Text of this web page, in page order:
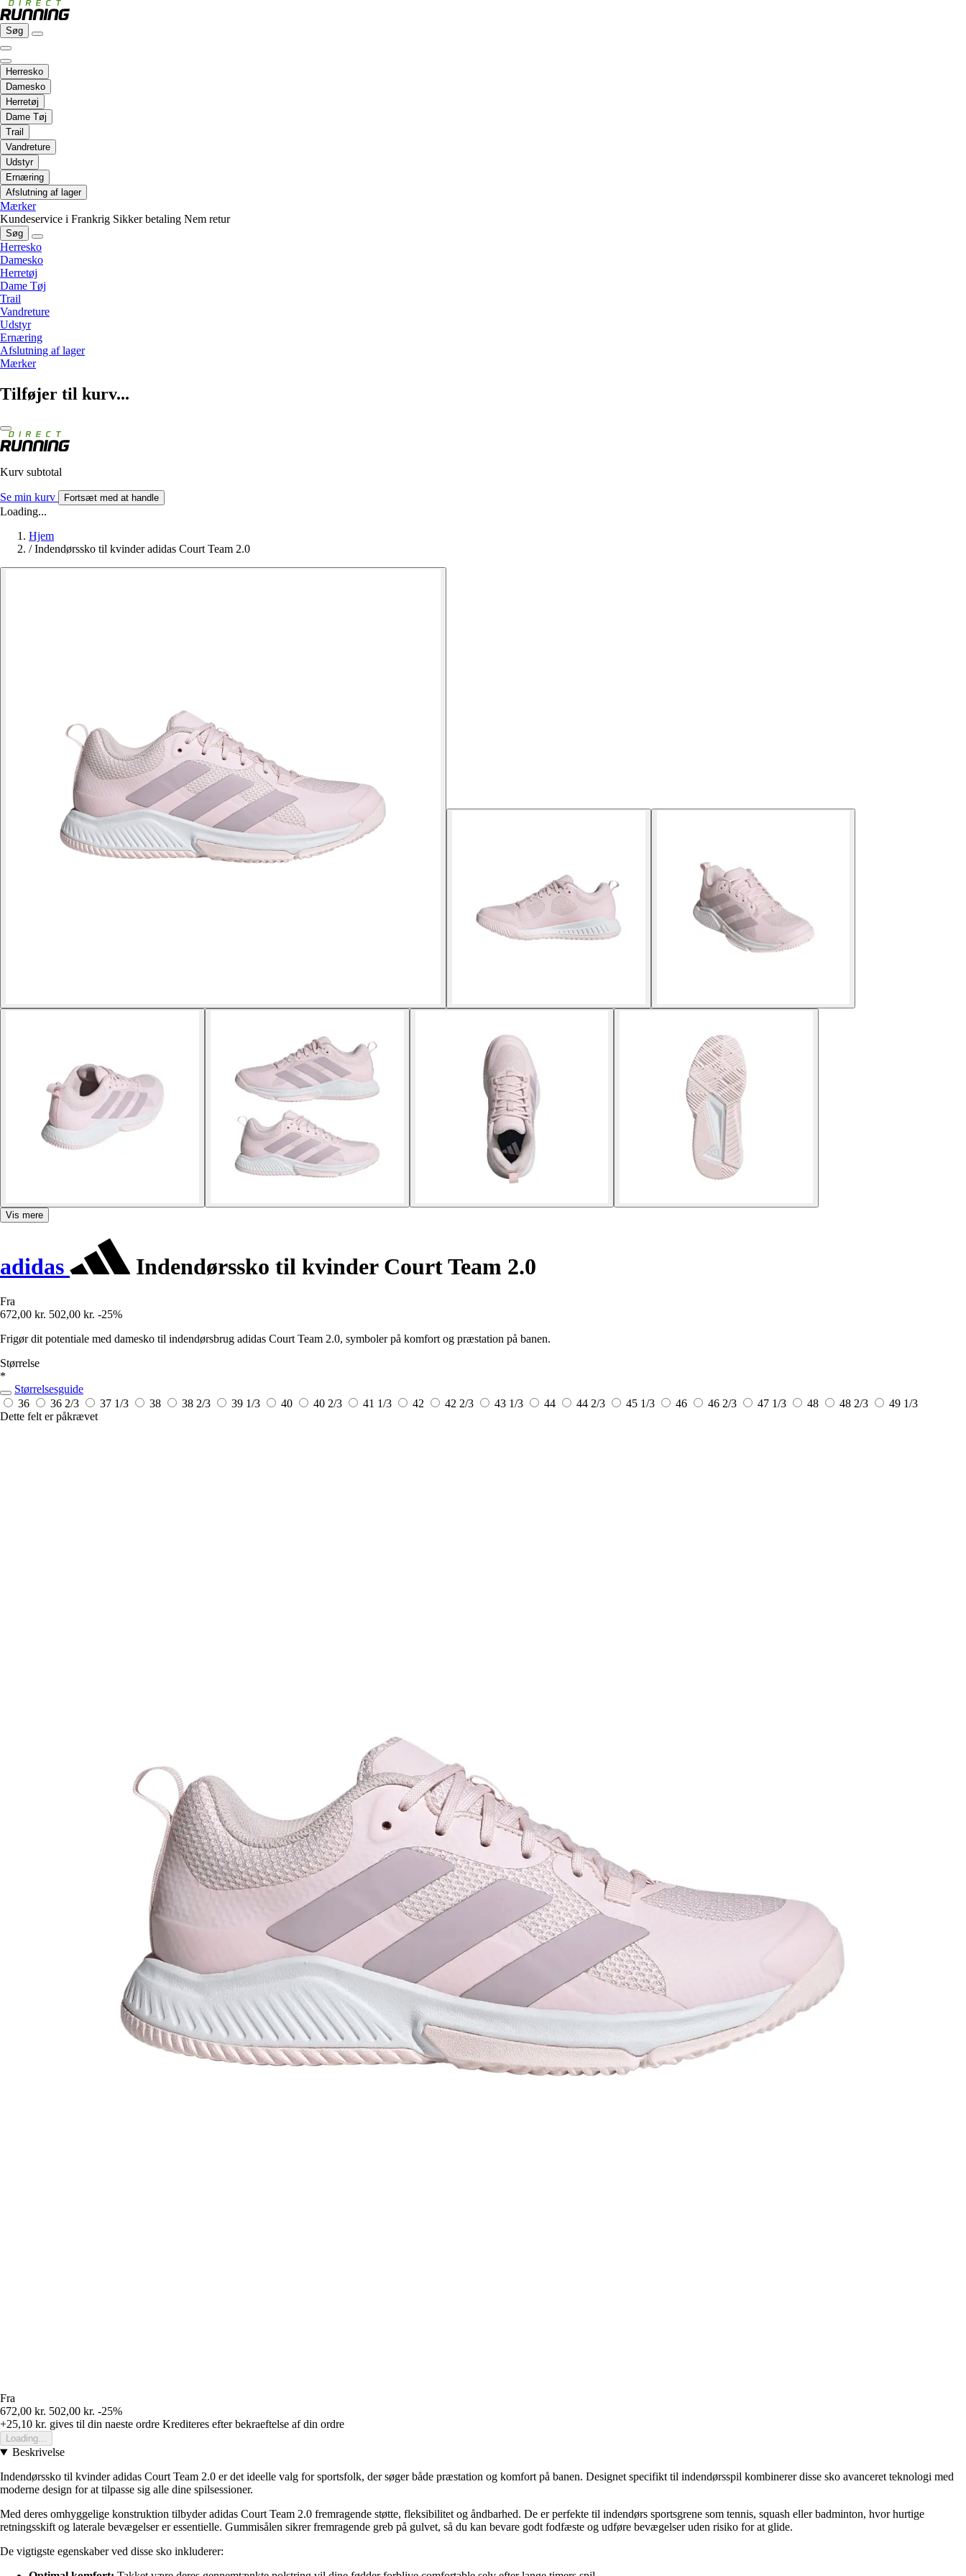
Søg
Herresko
Damesko
Herretøj
Dame Tøj
Trail
Vandreture
Udstyr
Ernæring
Afslutning af lager
Mærker
Kundeservice i Frankrig Sikker betaling Nem retur
Søg
Herresko
Damesko
Herretøj
Dame Tøj
Trail
Vandreture
Udstyr
Ernæring
Afslutning af lager
Mærker
Tilføjer til kurv...
Kurv subtotal
Se min kurv Fortsæt med at handle
Loading...
Hjem
/ Indendørssko til kvinder adidas Court Team 2.0
Vis mere
adidas Indendørssko til kvinder Court Team 2.0
Fra
672,00 kr. 502,00 kr. -25%
Frigør dit potentiale med damesko til indendørsbrug adidas Court Team 2.0, symboler på komfort og præstation på banen.
Størrelse
*
Størrelsesguide
36
36 2/3 37 1/3 38 38 2/3 39 1/3 40 40 2/3 41 1/3 42 42 2/3 43 1/3 44 44 2/3 45 1/3 46 46 2/3 47 1/3 48 48 2/3
49 1/3
Dette felt er påkrævet
Fra
672,00 kr. 502,00 kr. -25%
+25,10 kr. gives til din naeste ordre Krediteres efter bekraeftelse af din ordre
Loading...
Beskrivelse
Indendørssko til kvinder adidas Court Team 2.0 er det ideelle valg for sportsfolk, der søger både præstation og komfort på banen. Designet specifikt til indendørsspil kombinerer disse sko avanceret teknologi med
moderne design for at tilpasse sig alle dine spilsessioner.
Med deres omhyggelige konstruktion tilbyder adidas Court Team 2.0 fremragende støtte, fleksibilitet og åndbarhed. De er perfekte til indendørs sportsgrene som tennis, squash eller badminton, hvor hurtige
retningsskift og laterale bevægelser er essentielle. Gummisålen sikrer fremragende greb på gulvet, så du kan bevare godt fodfæste og udføre bevægelser uden risiko for at glide.
De vigtigste egenskaber ved disse sko inkluderer: